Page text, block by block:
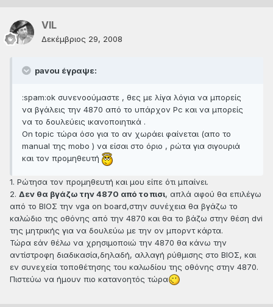
VIL
Δεκέμβριος 29, 2008
pavou έγραψε:
:spam:ok συνενοούμαστε , θες με λίγα λόγια να μπορείς
να βγάλεις την 4870 από το υπάρχον Pc και να μπορείς
να το δουλεύεις ικανοποιητικά .
On topic τώρα όσο για το αν χωράει φαίνεται (απο το
manual της mobo ) να είσαι στο όριο , ρώτα για σιγουριά
και τον προμηθευτή
1. Ρώτησα τον προμηθευτή και μου είπε ότι μπαίνει.
2. Δεν θα βγάζω την 4870 από το πισι, απλά αφού θα επιλέγω
από το ΒΙΟΣ την vga on board,στην συνέχεια θα βγάζω το
καλώδιο της οθόνης από την 4870 και θα το βάζω στην θέση dvi
της μητρικής για να δουλεύω με την ον μπορντ κάρτα.
Τώρα εάν θέλω να χρησιμοποιώ την 4870 θα κάνω την
αντίστροφη διαδικασία,δηλαδή, αλλαγή ρύθμισης στο ΒΙΟΣ, και
εν συνεχεία τοποθέτησης του καλωδίου της οθόνης στην 4870.
Πιστεύω να ήμουν πιο κατανοητός τώρα